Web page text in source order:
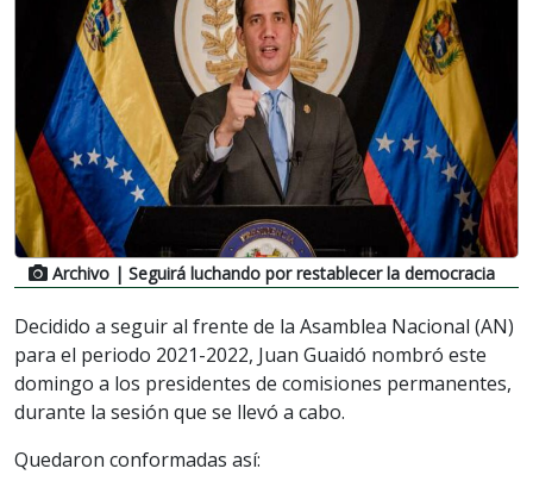
Archivo | Seguirá luchando por restablecer la democracia
Decidido a seguir al frente de la Asamblea Nacional (AN)
para el periodo 2021-2022, Juan Guaidó nombró este
domingo a los presidentes de comisiones permanentes,
durante la sesión que se llevó a cabo.
Quedaron conformadas así: